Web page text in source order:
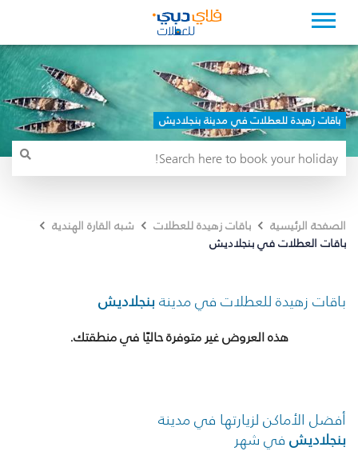
باقات زهيدة للعطلات في مدينة بنجلاديش
الصفحة الرئيسية باقات زهيدة للعطلات
شبه القارة الهندية
باقات العطلات في بنجلاديش
باقات زهيدة للعطلات في مدينة بنجلاديش
هذه العروض غير متوفرة حاليًا في منطقتك.
أفضل الأماكن لزيارتها في مدينة
بنجلاديش في شهر